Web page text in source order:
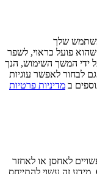
שלך
פועל כראוי, לשפר
ידי המשך השימוש, הנך
לבחור לאפשר עוגיות
ב מדיניות פרטיות
לאחסן או לאחזר